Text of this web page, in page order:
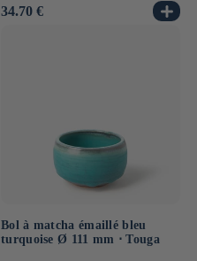
Prix
34.70 €
Bol à matcha émaillé bleu
turquoise Ø 111 mm ⋅ Touga